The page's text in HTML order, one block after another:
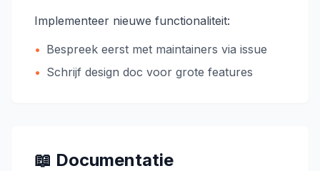
Implementeer nieuwe functionaliteit:
• Bespreek eerst met maintainers via issue
• Schrijf design doc voor grote features
📖 Documentatie